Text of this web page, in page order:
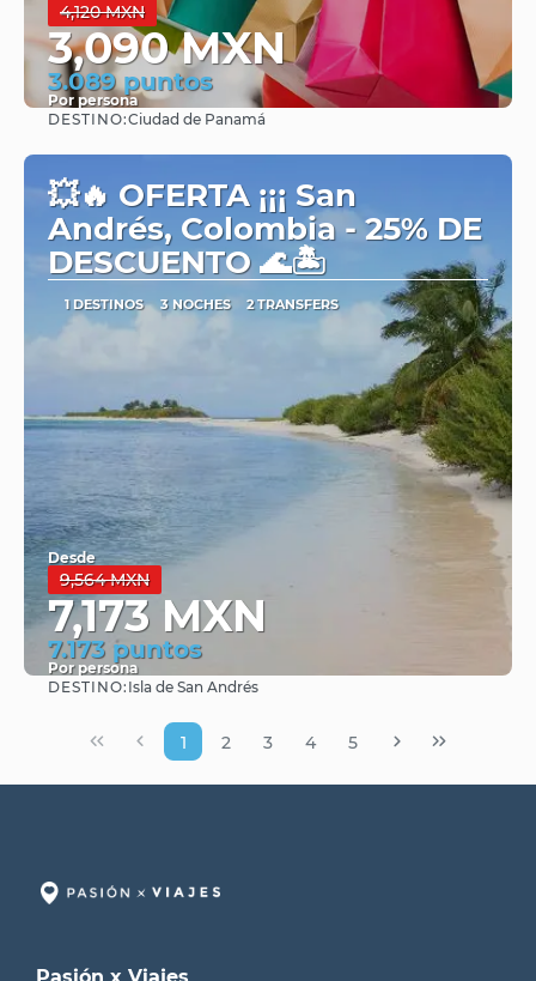
4,120 MXN
3,090 MXN
3.089 puntos
Por persona
Ver
DESTINO:Ciudad de Panamá
💥🔥 OFERTA ¡¡¡ San
Andrés, Colombia - 25% DE
DESCUENTO 🌊🏝️
1 DESTINOS 3 NOCHES 2 TRANSFERS
Desde
9,564 MXN
7,173 MXN
7.173 puntos
Por persona
Ver
DESTINO: Isla de San Andrés
1 2 3 4 5
Pasión x Viajes